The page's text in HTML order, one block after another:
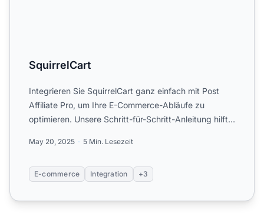
SquirrelCart
Integrieren Sie SquirrelCart ganz einfach mit Post
Affiliate Pro, um Ihre E-Commerce-Abläufe zu
optimieren. Unsere Schritt-für-Schritt-Anleitung hilft
May 20, 2025 5 Min. Lesezeit
E-commerce Integration +3